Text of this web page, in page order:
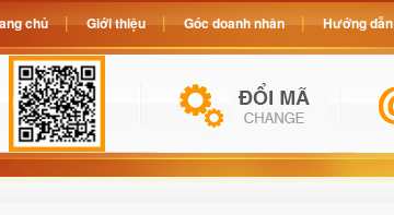
chủ Giới thiệu Góc doanh nhân Hướng